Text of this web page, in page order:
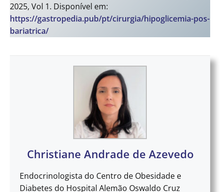
2025, Vol 1. Disponível em:
https://gastropedia.pub/pt/cirurgia/hipoglicemia-pos-
bariatrica/
Christiane Andrade de Azevedo
Endocrinologista do Centro de Obesidade e
Diabetes do Hospital Alemão Oswaldo Cruz